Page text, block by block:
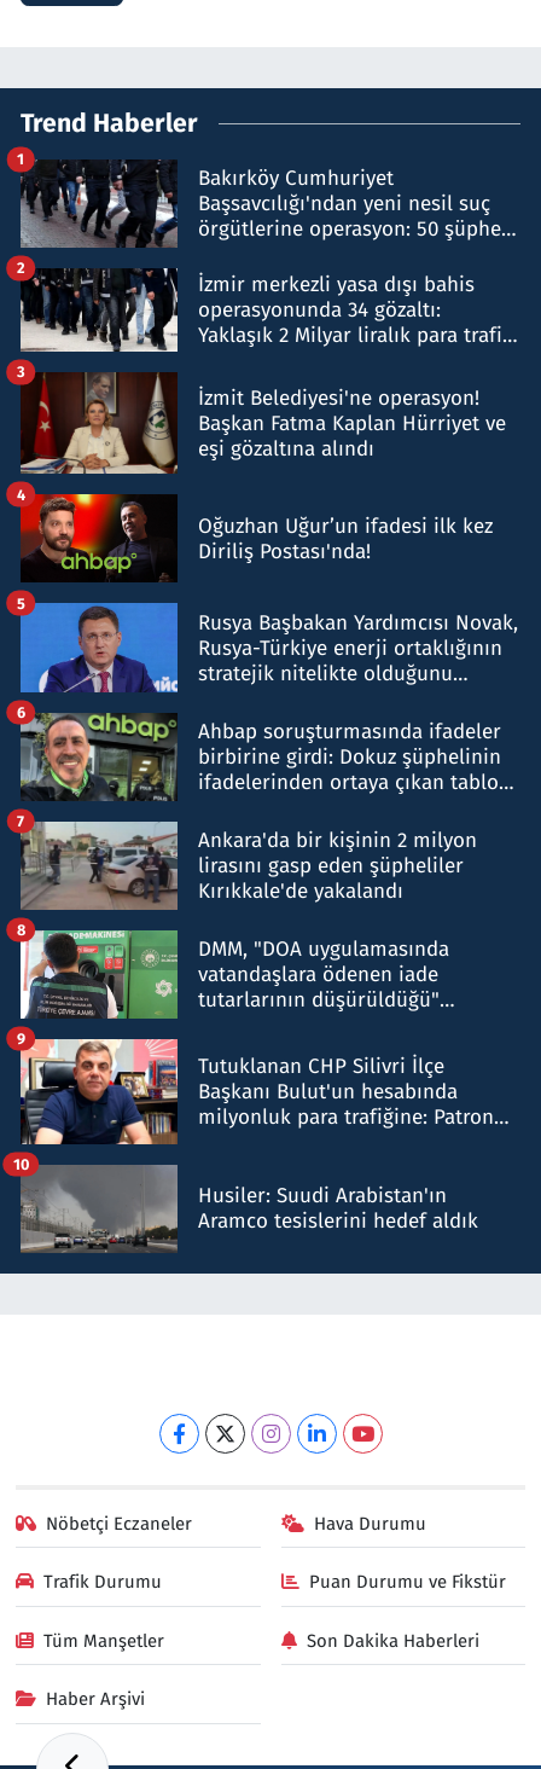
Trend Haberler
Bakırköy Cumhuriyet
Başsavcılığı'ndan yeni nesil suç
örgütlerine operasyon: 50 şüpheli
1
İzmir merkezli yasa dışı bahis
operasyonunda 34 gözaltı:
Yaklaşık 2 Milyar liralık para trafiği
2
İzmit Belediyesi'ne operasyon!
Başkan Fatma Kaplan Hürriyet ve
eşi gözaltına alındı
3
Oğuzhan Uğur’un ifadesi ilk kez
Diriliş Postası'nda!
4
Rusya Başbakan Yardımcısı Novak,
Rusya-Türkiye enerji ortaklığının
stratejik nitelikte olduğunu
5
Ahbap soruşturmasında ifadeler
birbirine girdi: Dokuz şüphelinin
ifadelerinden ortaya çıkan tablo
6
Ankara'da bir kişinin 2 milyon
lirasını gasp eden şüpheliler
Kırıkkale'de yakalandı
7
DMM, "DOA uygulamasında
vatandaşlara ödenen iade
tutarlarının düşürüldüğü"
8
Tutuklanan CHP Silivri İlçe
Başkanı Bulut'un hesabında
milyonluk para trafiğine: Patron
9
Husiler: Suudi Arabistan'ın
Aramco tesislerini hedef aldık
10
Nöbetçi Eczaneler Hava Durumu
Trafik Durumu Puan Durumu ve Fikstür
Tüm Manşetler Son Dakika Haberleri
Haber Arşivi